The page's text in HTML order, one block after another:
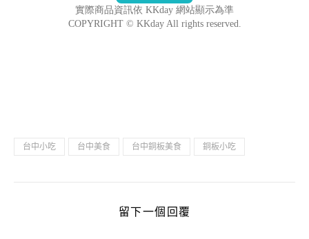
台中小吃 台中美食 台中銅板美食 銅板小吃
留下一個回覆